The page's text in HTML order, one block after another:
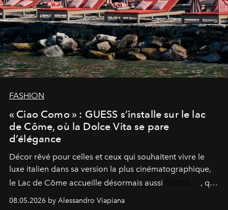
FASHION
« Ciao Como » : GUESS s’installe sur le lac
de Côme, où la Dolce Vita se pare
d’élégance
Décor rêvé pour celles et ceux qui souhaitent vivre le
luxe italien dans sa version la plus cinématographique,
le Lac de Côme accueille désormais aussi
, qui
fragrances. L’une des opérations de style les plus
08.05.2026 by Alessandro Viapiana